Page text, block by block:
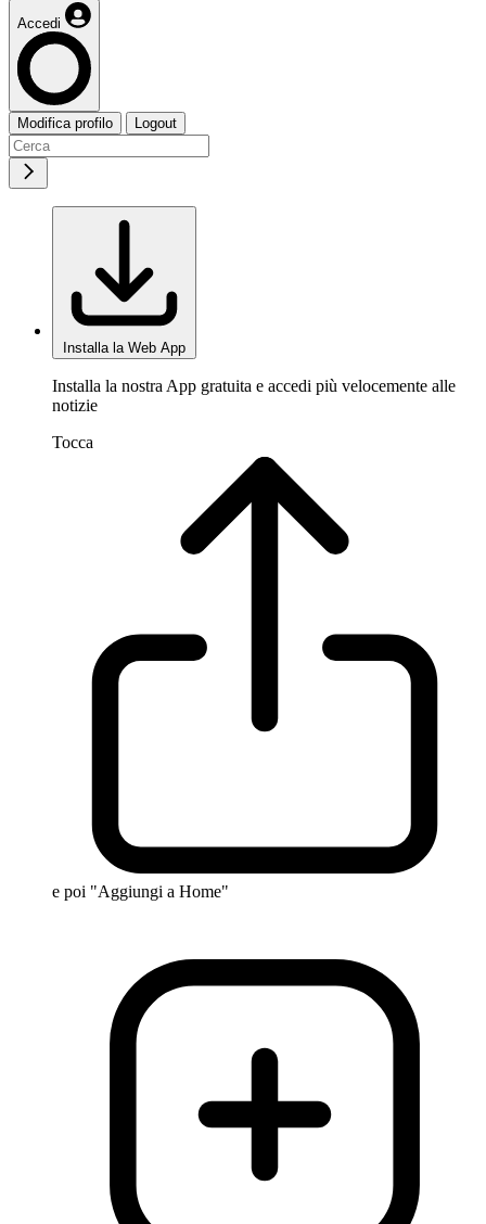
Accedi
Modifica profilo Logout
Installa la Web App
Installa la nostra App gratuita e accedi più velocemente alle
notizie
Tocca
e poi "Aggiungi a Home"